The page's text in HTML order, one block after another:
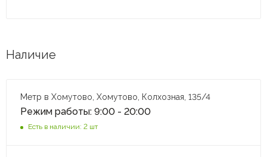
Наличие
Метр в Хомутово, Хомутово, Колхозная, 135/4
Режим работы: 9:00 - 20:00
Есть в наличии: 2 шт